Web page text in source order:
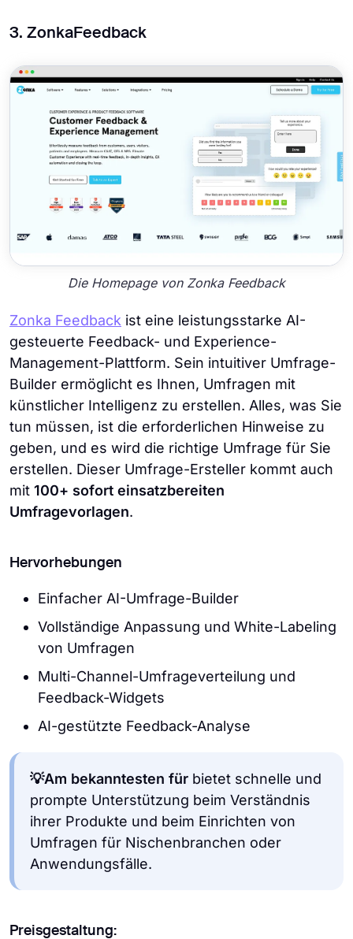
3. ZonkaFeedback
Die Homepage von Zonka Feedback
Zonka Feedback ist eine leistungsstarke AI-
gesteuerte Feedback- und Experience-
Management-Plattform. Sein intuitiver Umfrage-
Builder ermöglicht es Ihnen, Umfragen mit
künstlicher Intelligenz zu erstellen. Alles, was Sie
tun müssen, ist die erforderlichen Hinweise zu
geben, und es wird die richtige Umfrage für Sie
erstellen. Dieser Umfrage-Ersteller kommt auch
mit 100+ sofort einsatzbereiten
Umfragevorlagen.
Hervorhebungen
Einfacher AI-Umfrage-Builder
Vollständige Anpassung und White-Labeling
von Umfragen
Multi-Channel-Umfrageverteilung und
Feedback-Widgets
AI-gestützte Feedback-Analyse
💡Am bekanntesten für bietet schnelle und
prompte Unterstützung beim Verständnis
ihrer Produkte und beim Einrichten von
Umfragen für Nischenbranchen oder
Anwendungsfälle.
Preisgestaltung: